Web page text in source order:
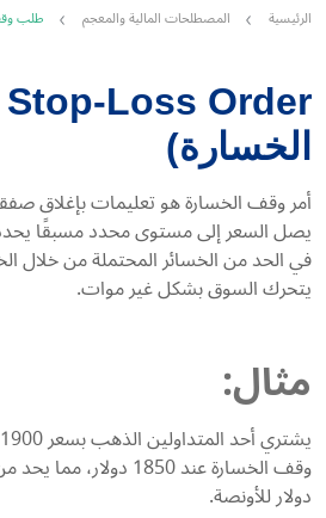
الرئيسية المصطلحات المالية والمعجم طلب
الخسارة)
أمر وقف الخسارة هو تعليمات بإغلاق
يصل السعر إلى مستوى محدد مسبقًا
في الحد من الخسائر المحتملة من خلال
يتحرك السوق بشكل غير موات.
مثال:
دولار للأونصة.